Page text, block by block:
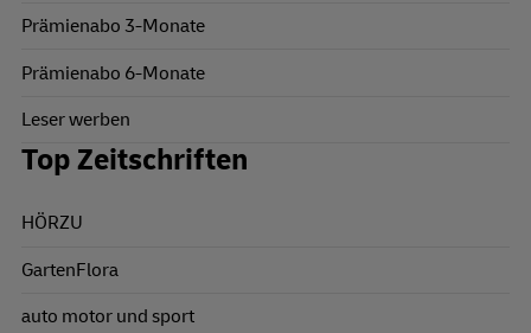
Prämienabo 3-Monate
Prämienabo 6-Monate
Leser werben
Top Zeitschriften
HÖRZU
GartenFlora
auto motor und sport